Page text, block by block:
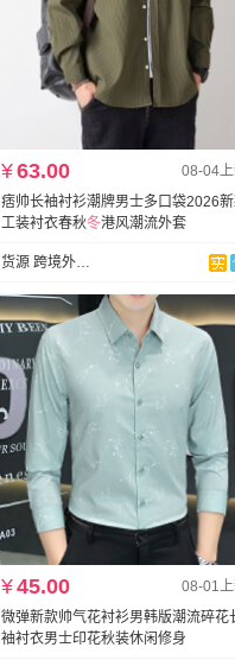
08-04
¥63.00
痞帅长袖衬衫潮牌男士多口袋2026
工装衬衣春秋冬港风潮流外套
货源 跨境外贸专供
08-01
¥45.00
微弹新款帅气花衬衫男韩版潮流碎花
袖衬衣男士印花秋装休闲修身